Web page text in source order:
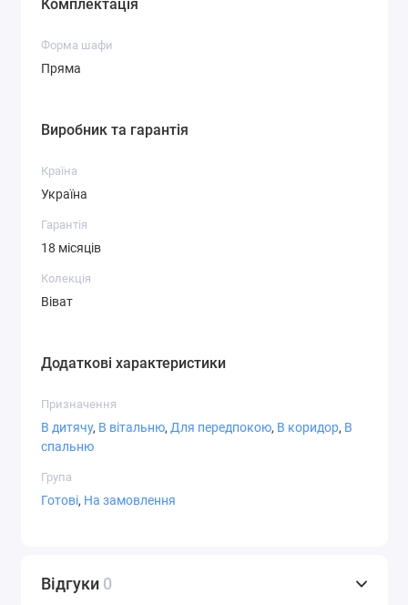
СТ-5,3
СТ-7,4
Комплектація
Форма шафи
Пряма
Виробник та гарантія
Країна
Україна
Гарантія
18 місяців
Колекція
Віват
Додаткові характеристики
Призначення
В дитячу, В вітальню, Для передпокою, В коридор, В
спальню
Група
Готові, На замовлення
Відгуки 0